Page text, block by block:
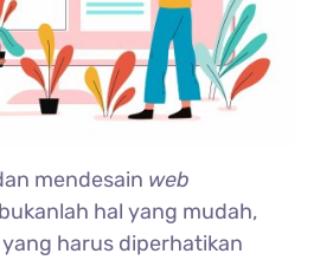
mendesain web
hal yang mudah,
harus diperhatikan